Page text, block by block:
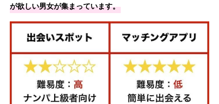
が欲しい男女が集まっています。